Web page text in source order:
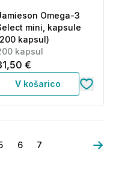
Omega-3
mini, kapsule
kapsul)
kapsul
€
V košarico
6 7